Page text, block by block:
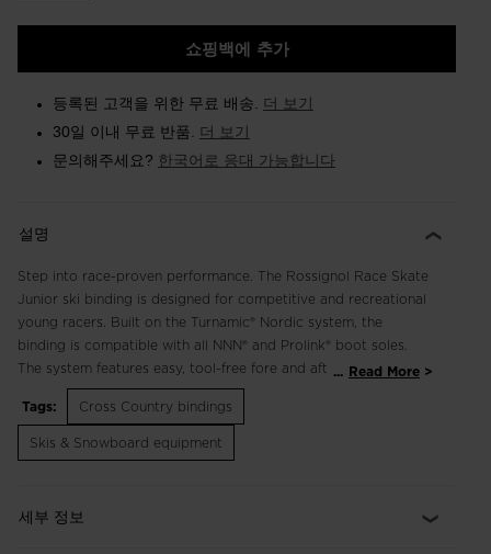
selected
쇼핑백에 추가
등록된 고객을 위한 무료 배송. 더 보기
30일 이내 무료 반품. 더 보기
문의해주세요? 한국어로 응대 가능합니다
설명
Step into race-proven performance. The Rossignol Race Skate
Junior ski binding is designed for competitive and recreational
young racers. Built on the Turnamic® Nordic system, the
binding is compatible with all NNN® and Prolink® boot soles.
The system features easy, tool-free fore and aft adjustability
for customized performance based on snow conditions. A
user-friendly step-in system makes for quick entry. It is only
compatible with the Turnamic® IFP plate. Easy to Use, Tunable
Performance TURNAMIC® binding design offers easy on and off
meet the conditions. Quick, Tool-Free Set-Up Double Lock
Slider (race) and Clip Lock Slider systems offer easy
... Read More
Tags:
Cross Country bindings
Skis & Snowboard equipment
세부 정보